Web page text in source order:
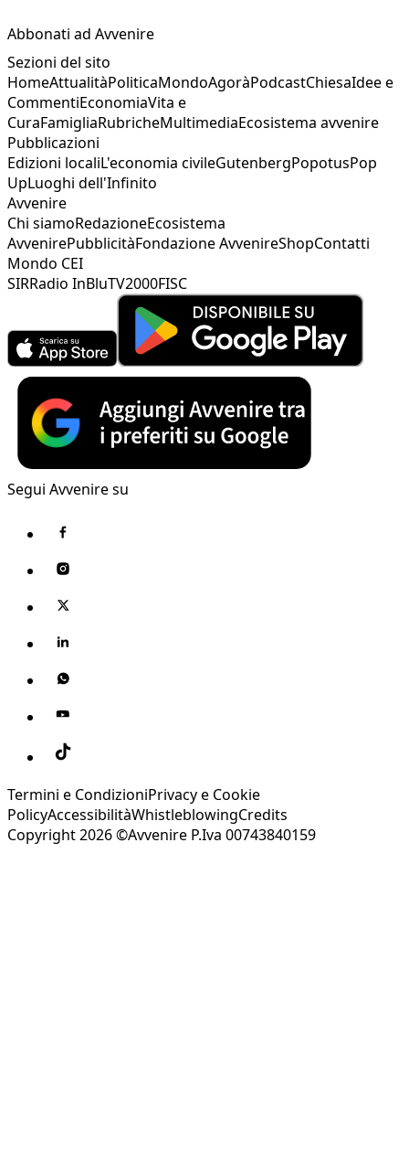
Abbonati ad Avvenire
Sezioni del sito
HomeAttualitàPoliticaMondoAgoràPodcastChiesaIdee e
CommentiEconomiaVita e
CuraFamigliaRubricheMultimediaEcosistema avvenire
Pubblicazioni
Edizioni localiL'economia civileGutenbergPopotusPop
UpLuoghi dell'Infinito
Avvenire
Chi siamoRedazioneEcosistema
AvvenirePubblicitàFondazione AvvenireShopContatti
Mondo CEI
SIRRadio InBluTV2000FISC
Segui Avvenire su
Termini e CondizioniPrivacy e Cookie
PolicyAccessibilitàWhistleblowingCredits
Copyright 2026 ©Avvenire P.Iva 00743840159